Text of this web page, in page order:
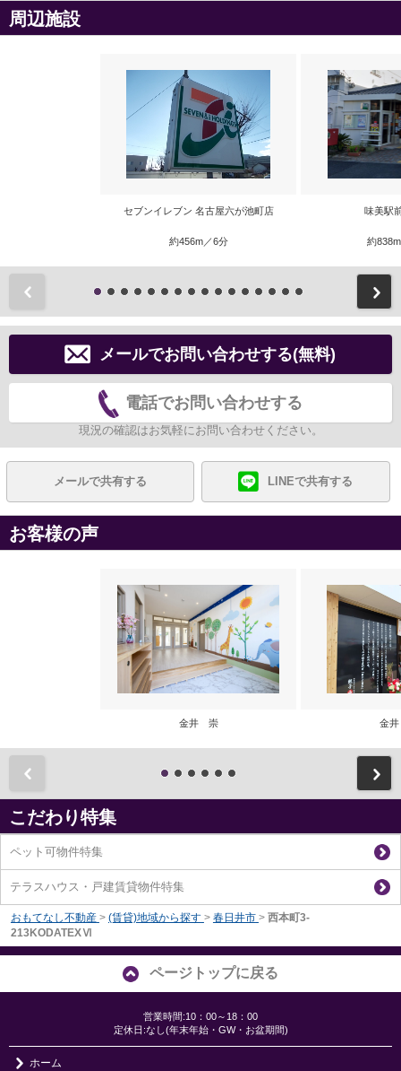
周辺施設
セブンイレブン 名古屋六が池町店
約456m／6分
味美駅
約
メールでお問い合わせする(無料)
電話でお問い合わせする
現況の確認はお気軽にお問い合わせください。
メールで共有する LINEで共有する
お客様の声
金井 崇 金
こだわり特集
ペット可物件特集
テラスハウス・戸建賃貸物件特集
おもてなし不動産 > (賃貸)地域から探す > 春日井市 > 西本町3-
213KODATEXⅥ
ページトップに戻る
営業時間:10：00～18：00
定休日:なし(年末年始・GW・お盆期間)
ホーム